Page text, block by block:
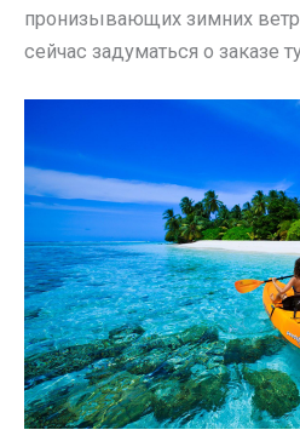
пронизывающих зимних
сейчас задуматься о заказе